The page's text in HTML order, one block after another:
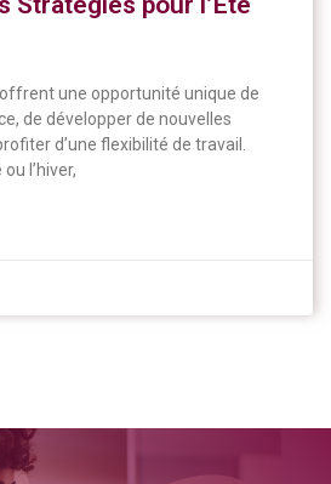
offrent une opportunité unique de
de développer de nouvelles
d’une flexibilité de travail.
l’hiver,